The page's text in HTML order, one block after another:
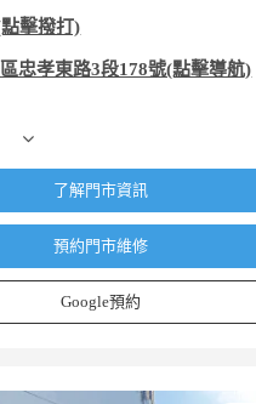
擊撥打)
忠孝東路3段178號(點擊導航)
了解門市資訊
預約門市維修
Google預約